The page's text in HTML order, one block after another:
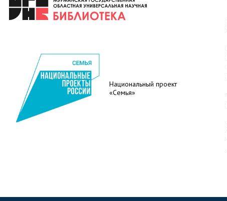
Национальный проект
«Семья»